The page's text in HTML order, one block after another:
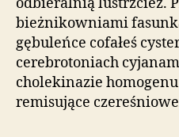
bieżnikowniami
gębuleńce cofałeś
cerebrotoniach
cholekinazie
remisujące